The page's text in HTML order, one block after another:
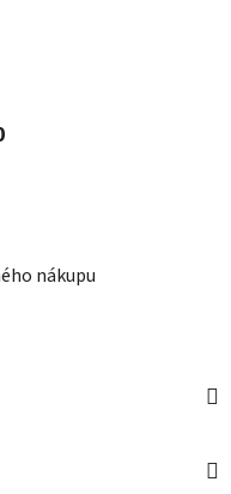
nákupu